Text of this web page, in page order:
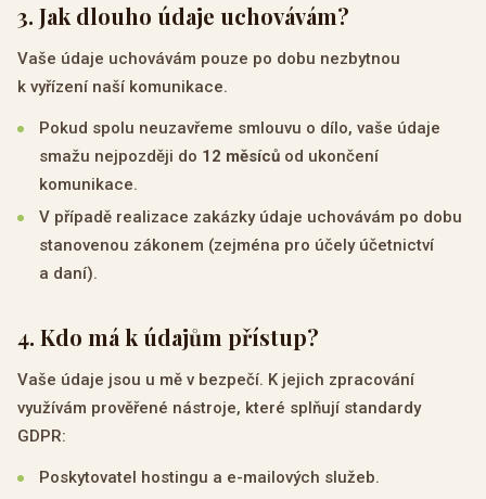
3. Jak dlouho údaje uchovávám?
Vaše údaje uchovávám pouze po dobu nezbytnou
k vyřízení naší komunikace.
Pokud spolu neuzavřeme smlouvu o dílo, vaše údaje
smažu nejpozději do 12 měsíců od ukončení
komunikace.
V případě realizace zakázky údaje uchovávám po dobu
stanovenou zákonem (zejména pro účely účetnictví
a daní).
4. Kdo má k údajům přístup?
Vaše údaje jsou u mě v bezpečí. K jejich zpracování
využívám prověřené nástroje, které splňují standardy
GDPR:
Poskytovatel hostingu a e-mailových služeb.